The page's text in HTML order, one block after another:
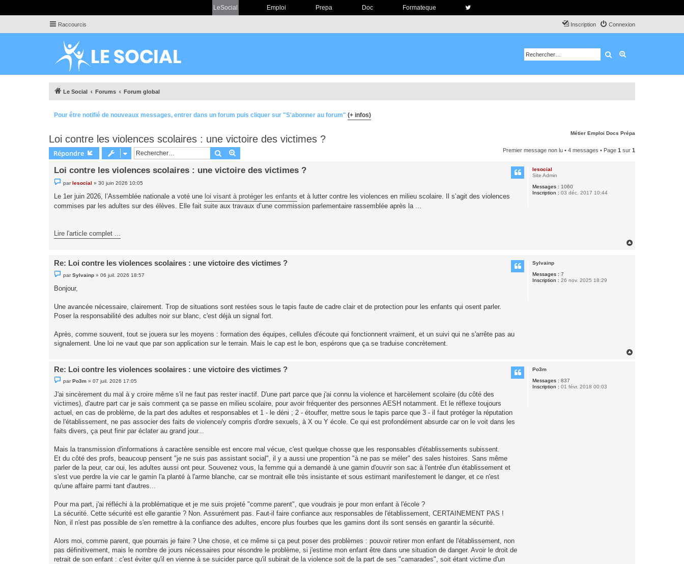
LeSocial Emploi Prepa Doc Formateque
Raccourcis Connexion
Inscription
Rechercher
Le Social Forums Forum global
Pour être notifié de nouveaux messages, entrer dans un forum puis cliquer sur "S'abonner au forum" (+ infos)
Métier Emploi Docs Prépa
Loi contre les violences scolaires : une victoire des victimes ?
Répondre Rechercher Premier message non lu • 4 messages • Page 1 sur 1
lesocial
Site Admin
Messages : 1060
Inscription : 03 déc. 2017 10:44
Loi contre les violences scolaires : une victoire des victimes ?
e
s
a
n
parlesocial »30 juin 2026 10:05
Le 1er juin 2026, l’Assemblée nationale a voté une loi visant à protéger les enfants et à lutter contre les violences en milieu scolaire. Il s’agit des violences
commises par les adultes sur des élèves. Elle fait suite aux travaux d’une commission parlementaire rassemblée après la ...
Lire l'article complet ...
Sylvainp
Messages : 7
Inscription : 26 nov. 2025 18:29
Re: Loi contre les violences scolaires : une victoire des victimes ?
e
s
e
n
l
parSylvainp »06 juil. 2026 18:57
Bonjour,
Une avancée nécessaire, clairement. Trop de situations sont restées sous le tapis faute de cadre clair et de protection pour les enfants qui osent parler.
Poser la responsabilité des adultes noir sur blanc, c'est déjà un signal fort.
Après, comme souvent, tout se jouera sur les moyens : formation des équipes, cellules d'écoute qui fonctionnent vraiment, et un suivi qui ne s'arrête pas au
signalement. Une loi ne vaut que par son application sur le terrain. Mais le cap est le bon, espérons que ça se traduise concrètement.
Po3m
Messages : 837
Inscription : 01 févr. 2018 00:03
Re: Loi contre les violences scolaires : une victoire des victimes ?
e
s
s
a
e
n
u
parPo3m »07 juil. 2026 17:05
J'ai sincèrement du mal à y croire même s'il ne faut pas rester inactif. D'une part parce que j'ai connu la violence et harcèlement scolaire (du côté des
victimes), d'autre part car je sais comment ça se passe en milieu scolaire, pour avoir fréquenter des personnes AESH notamment. Et le réflexe toujours
actuel, en cas de problème, de la part des adultes et responsables et 1 - le déni ; 2 - étouffer, mettre sous le tapis parce que 3 - il faut protéger la réputation
de l'établissement, ne pas associer des faits de violence/y compris d'ordre sexuels, à X ou Y école. Ce qui est profondément absurde car on le voit dans les
faits divers, ça peut finir par éclater au grand jour...
Mais la transmission d'informations à caractère sensible est encore mal vécue, c'est quelque chosse que les responsables d'établissements subissent.
Et du côté des profs, beaucoup pensent "je ne suis pas assistant social", il y a aussi une propention "à ne pas se méler" des sales histoires. Sans même
parler de la peur, car oui, les adultes aussi ont peur. Souvenez vous, la femme qui a demandé à une gamin d'ouvrir son sac à l'entrée d'un établissement et
s'est vue perdre la vie car le gamin l'a planté à l'arme blanche, car se montrait elle très insistante et sous estimant manifestement le danger, et ce n'est
qu'une affaire parmi tant d'autres...
Pour ma part, j'ai réfléchi à la problématique et je me suis projeté "comme parent", que voudrais je pour mon enfant à l'école ?
La sécurité. Cette sécurité est elle garantie ? Non. Assurément pas. Faut-il faire confiance aux responsables de l'établissement, CERTAINEMENT PAS !
Non, il n'est pas possible de s'en remettre à la confiance des adultes, encore plus fourbes que les gamins dont ils sont sensés en garantir la sécurité.
Alors moi, comme parent, que pourrais je faire ? Une chose, et ce même si ça peut poser des problèmes : pouvoir retirer mon enfant de l'établissement, non
pas définitivement, mais le nombre de jours nécessaires pour résondre le problème, si j'estime mon enfant être dans une situation de danger. Avoir le droit de
retrait de son enfant : c'est éviter qu'il en vienne à se suicider parce qu'il subirait de la violence soit de la part de ses "camarades", soit étant victime d'un